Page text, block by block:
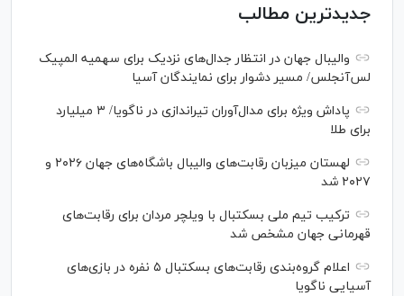
جدیدترین مطالب
والیبال جهان در انتظار جدال‌های نزدیک برای سهمیه المپیک
لس‌آنجلس/ مسیر دشوار برای نمایندگان آسیا
پاداش ویژه برای مدال‌آوران تیراندازی در ناگویا/ ۳ میلیارد
برای طلا
لهستان میزبان رقابت‌های والیبال باشگاه‌های جهان ۲۰۲۶ و
۲۰۲۷ شد
ترکیب تیم ملی بسکتبال با ویلچر مردان برای رقابت‌های
قهرمانی جهان مشخص شد
اعلام گروه‌بندی رقابت‌های بسکتبال ۵ نفره در بازی‌های
آسیایی ناگویا